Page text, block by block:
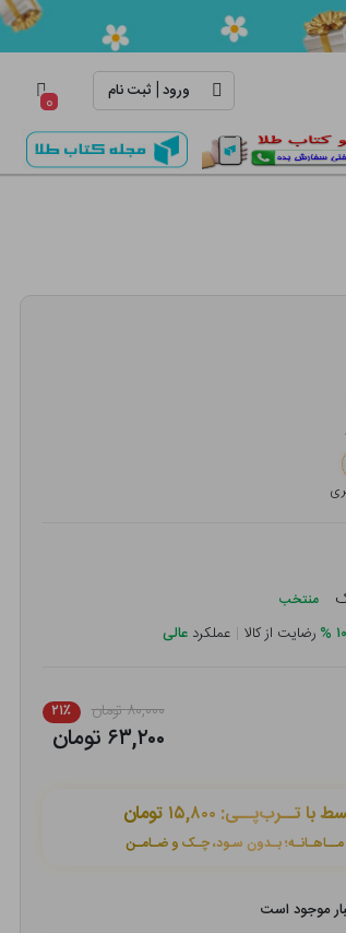
ورود| ثبت نام ۰
منتخب
% رضایت از کالا | عملکرد عالی
۸۰,۰۰۰ تومان ۲۱٪
۶۳,۲۰۰ تومان
با تــرب‌پــی: ۱۵,۸۰۰ تومان